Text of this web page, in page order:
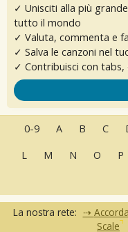
✓ Unisciti alla più
tutto il mondo
✓ Valuta, commenta e
✓ Salva le canzoni nel
✓ Contribuisci con tabs,
0-9 A B C
L
M N O P
La nostra rete:
Scale